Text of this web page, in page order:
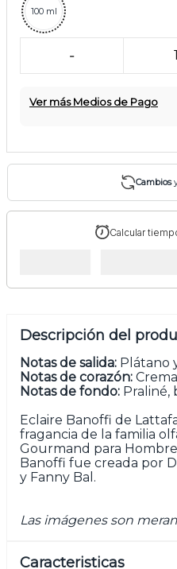
100 ml
- 1
Ver más Medios de Pago
Cambios
Calcular
Descripción del
Notas de salida: Plátano
Notas de corazón:
Notas de fondo: Praliné,
Eclaire Banoffi de
fragancia de la familia
Gourmand para
Banoffi fue creada por
y Fanny Bal.
Las imágenes son
Caracteristicas